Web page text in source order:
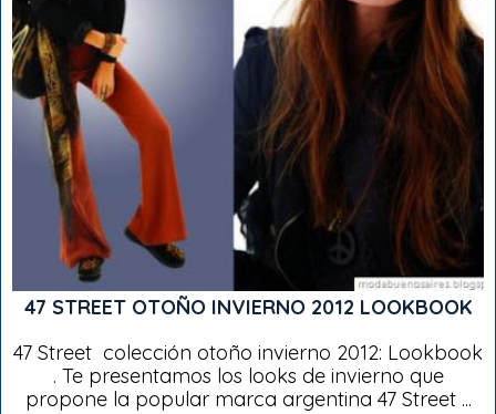
47 STREET OTOÑO INVIERNO 2012 LOOKBOOK
47 Street colección otoño invierno 2012: Lookbook
. Te presentamos los looks de invierno que
propone la popular marca argentina 47 Street ...